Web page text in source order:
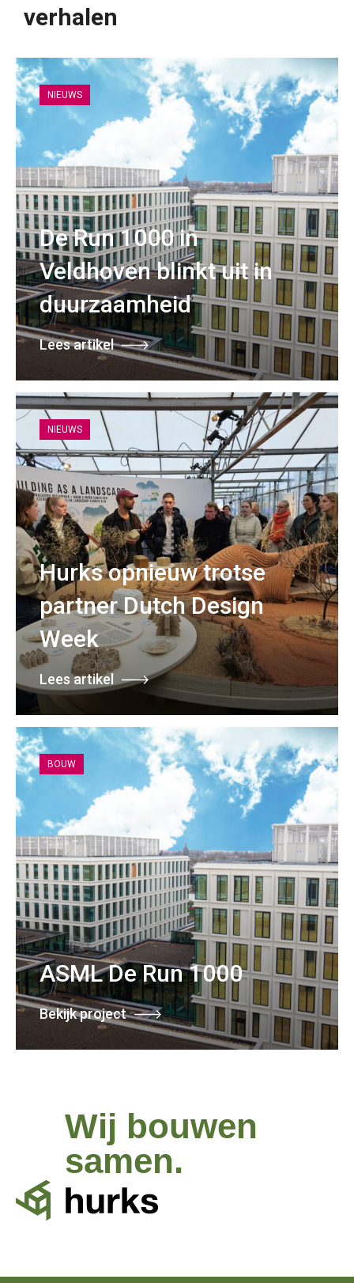
verhalen
NIEUWS
De Run 1000 in
Veldhoven blinkt uit in
duurzaamheid
Lees artikel
NIEUWS
Hurks opnieuw trotse
partner Dutch Design
Week
Lees artikel
BOUW
ASML De Run 1000
Bekijk project
Wij bouwen
samen.